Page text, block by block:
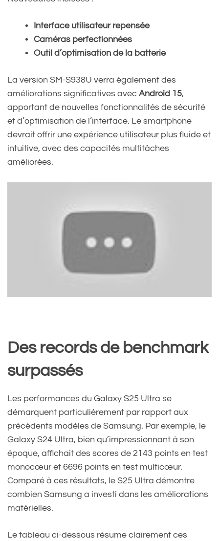
Interface utilisateur repensée
Caméras perfectionnées
Outil d’optimisation de la batterie
La version SM-S938U verra également des
améliorations significatives avec Android 15,
apportant de nouvelles fonctionnalités de sécurité
et d’optimisation de l’interface. Le smartphone
devrait offrir une expérience utilisateur plus fluide et
intuitive, avec des capacités multitâches
améliorées.
Des records de benchmark
surpassés
Les performances du Galaxy S25 Ultra se
démarquent particulièrement par rapport aux
précédents modèles de Samsung. Par exemple, le
Galaxy S24 Ultra, bien qu’impressionnant à son
époque, affichait des scores de 2143 points en test
monocœur et 6696 points en test multicœur.
Comparé à ces résultats, le S25 Ultra démontre
combien Samsung a investi dans les améliorations
matérielles.
Le tableau ci-dessous résume clairement ces